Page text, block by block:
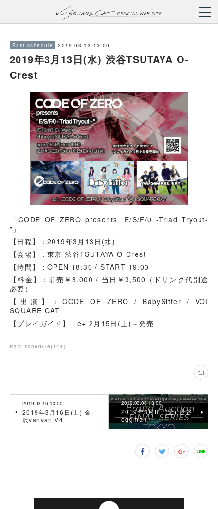
Past schedule 2019.03.13 13:00
2019年3月13日(水) 渋谷TSUTAYA O-
Crest
「CODE OF ZERO presents "E/S/F/0 -Triad Tryout-
"」
【日程】：2019年3月13日(水)
【会場】：東京 渋谷TSUTAYA O-Crest
【時間】：OPEN 18:30 / START 19:00
【料金】：前売￥3,000 / 当日￥3,500（ドリンク代別途
必要）
【出演】：CODE OF ZERO / BabySitter / VOI
SQUARE CAT
【プレイガイド】：e+ 2月15日(土)～発売
Past schedule (444 )
2019.03.16 13:00
2019年3月16日(土) 金
沢vanvan V4
2019.03.08 13:00
2019年3月8日(金) 渋谷
eggman